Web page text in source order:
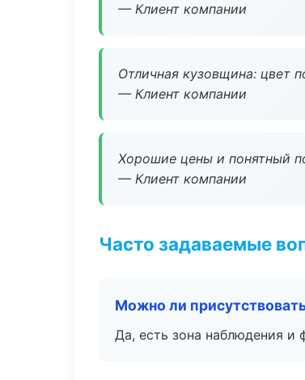
— Клиент компании
Отличная кузовщина: цвет
— Клиент компании
Хорошие цены и понятный
— Клиент компании
Часто задаваемые
Можно ли
Да, есть зона наблюдения и